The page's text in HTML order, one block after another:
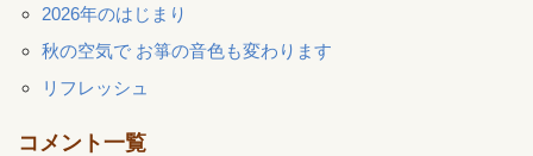
2026年のはじまり
秋の空気で お箏の音色も変わります
リフレッシュ
コメント一覧